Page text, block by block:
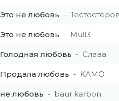
Это не любовь
Это не любовь Mull3
Голодная любовь Слава
Продала любовь KAMO
не любовь baur karbon